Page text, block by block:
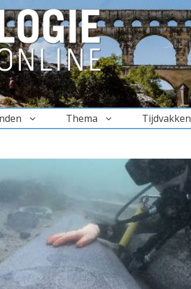
Thema Tijdvakken